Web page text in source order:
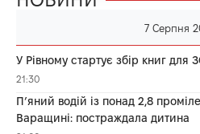
7 Серпня
У Рівному стартує збір книг для
21:30
П’яний водій із понад 2,8
Варащині: постраждала дитина